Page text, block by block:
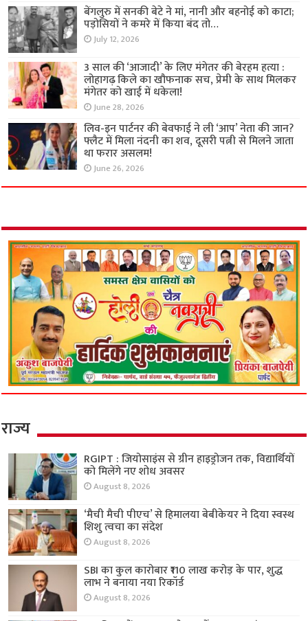
बेंगलुरु में सनकी बेटे ने मां, नानी और बहनोई को काटा;
पड़ोसियों ने कमरे में किया बंद तो…
July 12, 2026
3 साल की ‘आजादी’ के लिए मंगेतर की बेरहम हत्या :
लोहागढ़ किले का खौफनाक सच, प्रेमी के साथ मिलकर
मंगेतर को खाई में धकेला!
June 28, 2026
लिव-इन पार्टनर की बेवफाई ने ली ‘आप’ नेता की जान?
फ्लैट में मिला नंदनी का शव, दूसरी पत्नी से मिलने जाता
था फरार असलम!
June 26, 2026
राज्य
RGIPT : जियोसाइंस से ग्रीन हाइड्रोजन तक, विद्यार्थियों
को मिलेंगे नए शोध अवसर
August 8, 2026
‘मैची मैची पीएच’ से हिमालया बेबीकेयर ने दिया स्वस्थ
शिशु त्वचा का संदेश
August 8, 2026
SBI का कुल कारोबार ₹110 लाख करोड़ के पार, शुद्ध
लाभ ने बनाया नया रिकॉर्ड
August 8, 2026